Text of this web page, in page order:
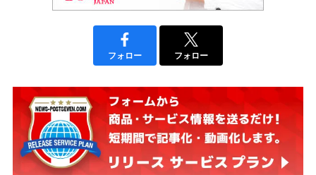
フォロー フォロー